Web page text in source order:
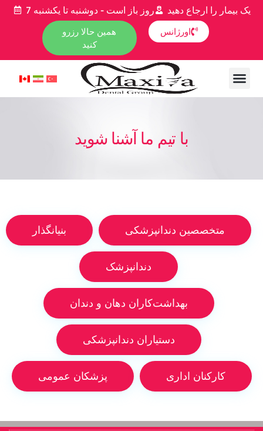
7 روز باز است - دوشنبه تا یکشنبه یک بیمار را ارجاع دهید
همین حالا رزرو
کنید
اورژانس
با تیم ما آشنا شوید
بنیانگذار متخصصین دندانپزشکی
دندانپزشک
بهداشت‌کاران دهان و دندان
دستیاران دندانپزشکی
پزشکان عمومی کارکنان اداری